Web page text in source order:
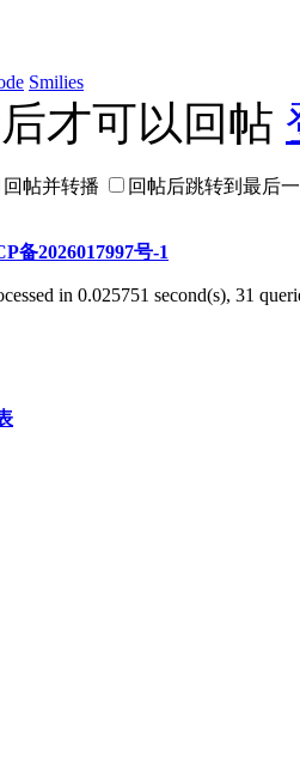
Smilies
才可以回帖
回帖并转播 回帖后跳转到最后
备2026017997号-1
in 0.025751 second(s), 31